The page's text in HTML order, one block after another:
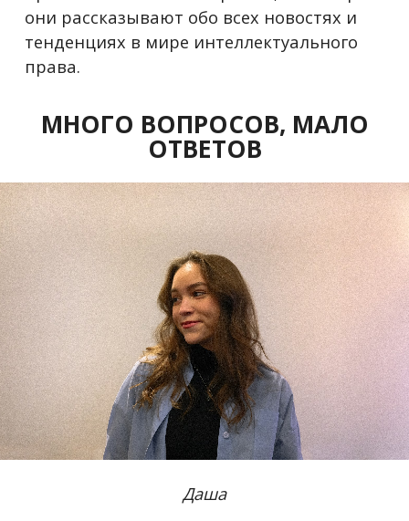
они рассказывают обо всех новостях и
тенденциях в мире интеллектуального
права.
МНОГО ВОПРОСОВ, МАЛО
ОТВЕТОВ
Даша